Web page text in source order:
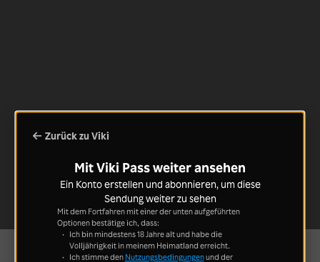
Zurück zu Viki
Mit Viki Pass weiter ansehen
Ein Konto erstellen und abonnieren, um diese
Sendung weiter zu sehen
Mit dem Fortfahren mit einer der unten aufgeführten
Optionen bestätige ich, dass:
Ich bin mindestens 18 Jahre alt und habe die
Volljährigkeit in meinem Heimatland erreicht.
Ich stimme den Nutzungsbedingungenund der